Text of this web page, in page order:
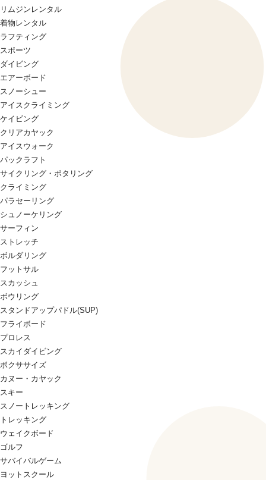
リムジンレンタル
着物レンタル
ラフティング
スポーツ
ダイビング
エアーボード
スノーシュー
アイスクライミング
ケイビング
クリアカヤック
アイスウォーク
パックラフト
サイクリング・ポタリング
クライミング
パラセーリング
シュノーケリング
サーフィン
ストレッチ
ボルダリング
フットサル
スカッシュ
ボウリング
スタンドアップパドル(SUP)
フライボード
プロレス
スカイダイビング
ボクササイズ
カヌー・カヤック
スキー
スノートレッキング
トレッキング
ウェイクボード
ゴルフ
サバイバルゲーム
ヨットスクール